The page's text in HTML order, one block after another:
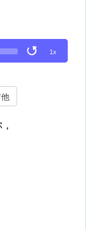
1x